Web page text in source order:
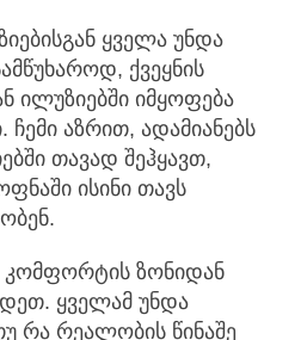
ყველა უნდა
ქვეყნის
ილუზიებში იმყოფება
აზრით, ადამიანებს
თავად შეჰყავთ,
ისინი თავს
ზონიდან
ყველამ უნდა
რა რეალობის წინაშე